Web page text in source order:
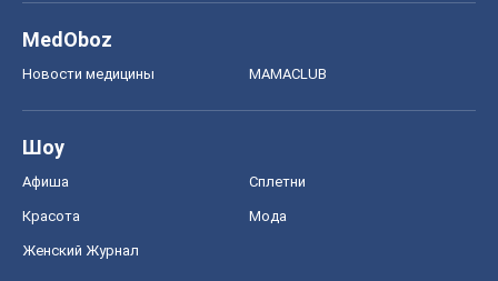
MedOboz
Новости медицины MAMACLUB
Шоу
Афиша Сплетни
Красота Мода
Женский Журнал